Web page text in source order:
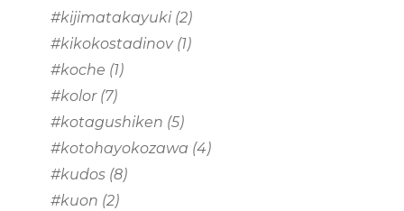
#kijimatakayuki (2)
#kikokostadinov(1)
#koche (1)
#kolor(7)
#kotagushiken (5)
#kotohayokozawa (4)
#kudos (8)
#kuon (2)